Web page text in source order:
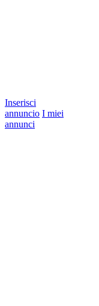
Inserisci
annuncio I miei
annunci